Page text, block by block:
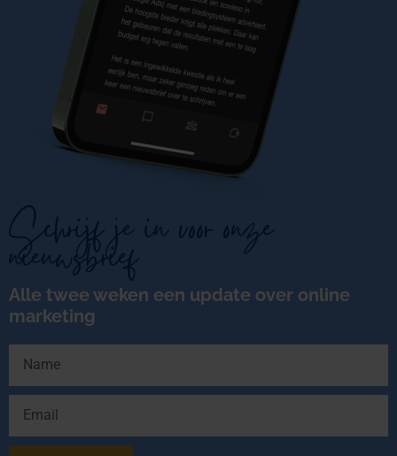
Schrijf je in voor onze
nieuwsbrief
Alle twee weken een update over online
marketing